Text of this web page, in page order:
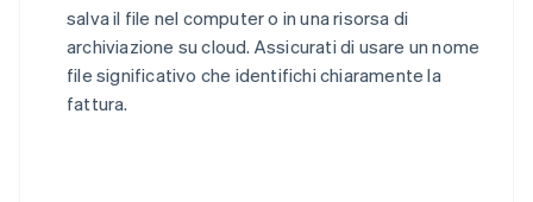
salva il file nel computer o in una risorsa di
archiviazione su cloud. Assicurati di usare un nome
file significativo che identifichi chiaramente la
fattura.